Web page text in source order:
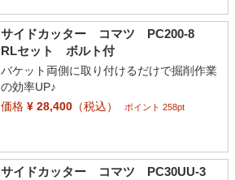
サイドカッター コマツ PC200-8
RLセット ボルト付
バケット両側に取り付けるだけで掘削作業
の効率UP♪
価格¥ 28,400（税込） ポイント 258pt
サイドカッター コマツ PC30UU-3